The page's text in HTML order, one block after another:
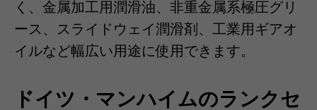
く、金属加工用潤滑油、非重金属系極圧グリ
ース、スライドウェイ潤滑剤、工業用ギアオ
イルなど幅広い用途に使用できます。
ドイツ・マンハイムのランクセ